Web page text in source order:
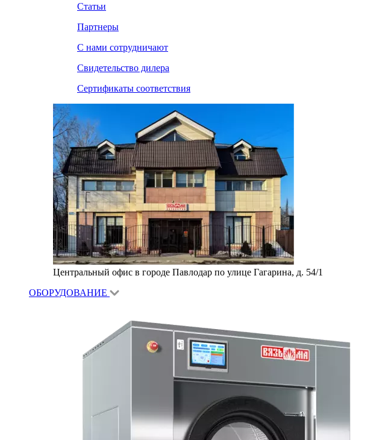
Статьи
Партнеры
С нами сотрудничают
Свидетельство дилера
Сертификаты соответствия
Центральный офис в городе Павлодар по улице Гагарина, д. 54/1
ОБОРУДОВАНИЕ